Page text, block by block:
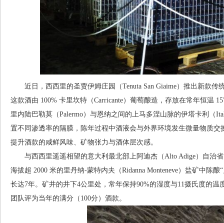
近日，西西里的圣贾伊姆庄园（Tenuta San Giaime）推出新款传
这款酒由 100% 卡里坎特（Carricante）葡萄酿造，存放在常年恒温
里内陆巴勒莫（Palermo）与恩纳之间的上马多涅山脉的伊塔卡利（
置不同渗透率的隔膜，陈年过程中酒液会与外界环境发生微量物质
提升酒款的咸鲜风味、矿物张力与酒体层次感。
与西西里遥遥相望的意大利最北部上阿迪杰（Alto Adige）自治省
海拔超 2000 米的里丹纳-蒙特内夫（Ridanna Monteneve）盐矿中陈酿
长达7年。矿井的井下4公里处，常年保持90%的湿度与11摄氏度的
团队评为当年的满分（100分）酒款。